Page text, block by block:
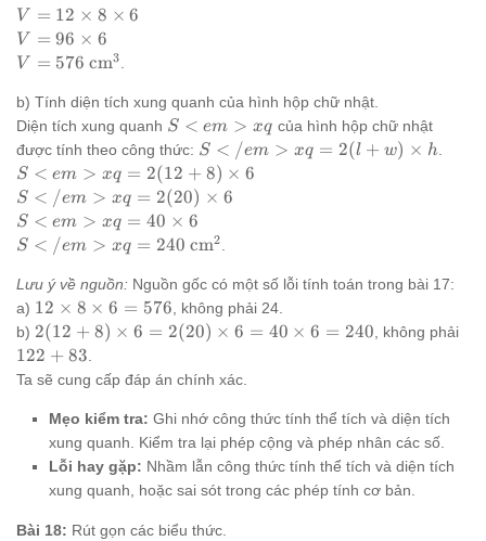
V =
12
\times
\times
6
V = 12 × 8 × 6
V =
96
6
V = 96 × 6
V
576
V = 576 \text{cm}^3
cm3.
b) Tính diện tích xung quanh của hình hộp chữ nhật.
Diện tích xung quanh S<em>
{xq}
S < em > xq của hình hộp chữ nhật
được tính theo công thức: S</em>
{xq} =
2(l + w)
S < /em > xq = 2(l + w) × h.
S<em>
{xq} =
2(12 +
8)
\times
6
S < em > xq = 2(12 + 8) × 6
S</em>
{xq} =
2(20)
\times 6
S < /em > xq = 2(20) × 6
S<em>
{xq} =
\times
6
S < em > xq = 40 × 6
S</em>
240
S < /em > xq = 240 \text{cm}^2
cm2.
Lưu ý về nguồn: Nguồn gốc có một số lỗi tính toán trong bài 17:
a) 12
\times
8
\times
576
12 × 8 × 6 = 576, không phải 24.
b) 2(12
+ 8)
\times
2(20)
\times
6 = 40
\times
240
2(12 + 8) × 6 = 2(20) × 6 = 40 × 6 = 240, không phải
122 + 83.
Ta sẽ cung cấp đáp án chính xác.
Mẹo kiểm tra: Ghi nhớ công thức tính thể tích và diện tích
xung quanh. Kiểm tra lại phép cộng và phép nhân các số.
Lỗi hay gặp: Nhầm lẫn công thức tính thể tích và diện tích
xung quanh, hoặc sai sót trong các phép tính cơ bản.
Bài 18: Rút gọn các biểu thức.